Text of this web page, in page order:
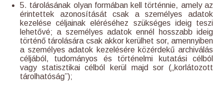
5. tárolásának olyan formában kell történnie, amely az
érintettek azonosítását csak a személyes adatok
kezelése céljainak eléréséhez szükséges ideig teszi
lehetővé; a személyes adatok ennél hosszabb ideig
történő tárolására csak akkor kerülhet sor, amennyiben
a személyes adatok kezelésére közérdekű archiválás
céljából, tudományos és történelmi kutatási célból
vagy statisztikai célból kerül majd sor („korlátozott
tárolhatóság”);